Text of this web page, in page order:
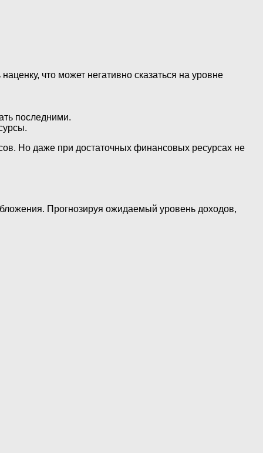
что может негативно сказаться на уровне
последними.
Но даже при достаточных финансовых ресурсах не
Прогнозируя ожидаемый уровень доходов,